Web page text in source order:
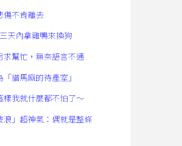
傷不肯離去
天內拿雞鴨來換狗
幫忙，無奈語言不通
貓馬麻的待產室」
我就什麼都不怕了～
」超神氣：偶就是整條